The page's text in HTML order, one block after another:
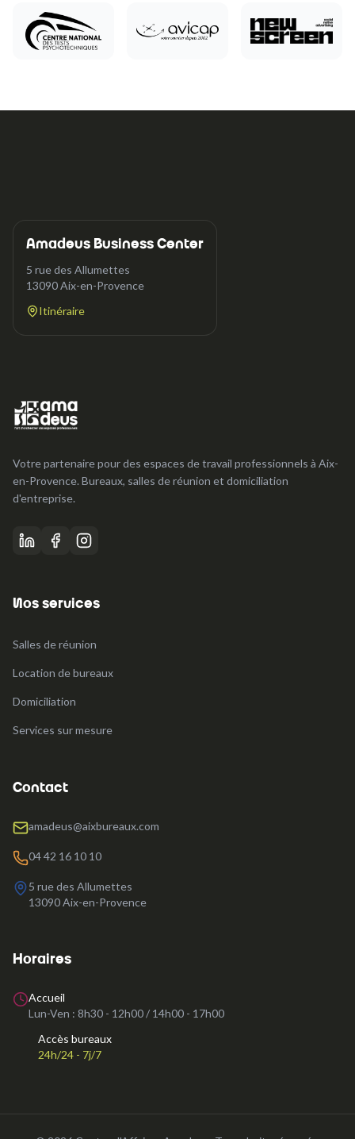
Amadeus Business Center
5 rue des Allumettes
13090Aix-en-Provence
Itinéraire
Votre partenaire pour des espaces de travail professionnels à Aix-
en-Provence. Bureaux, salles de réunion et domiciliation
d'entreprise.
Nos services
Salles de réunion
Location de bureaux
Domiciliation
Services sur mesure
Contact
amadeus@aixbureaux.com
04 42 16 10 10
5 rue des Allumettes
13090Aix-en-Provence
Horaires
Accueil
Lun-Ven : 8h30 - 12h00 / 14h00 - 17h00
Accès bureaux
24h/24 - 7j/7